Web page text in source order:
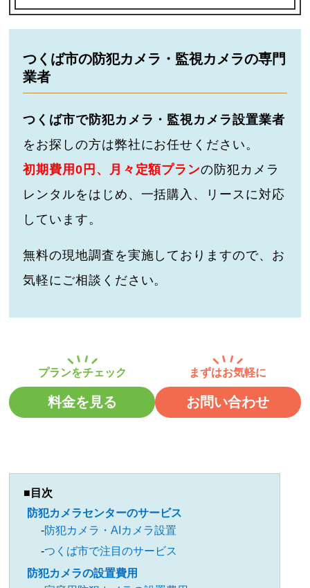
つくば市の防犯カメラ・監視カメラの専門
業者
つくば市で防犯カメラ・監視カメラ設置業者
をお探しの方は弊社にお任せください。
初期費用0円、月々定額プランの防犯カメラ
レンタルをはじめ、一括購入、リースに対応
しています。
無料の現地調査を実施しておりますので、お
気軽にご相談ください。
料金を見る お問い合わせ
目次
防犯カメラセンターのサービス
防犯カメラ・AIカメラ設置
つくば市で注目のサービス
防犯カメラの設置費用